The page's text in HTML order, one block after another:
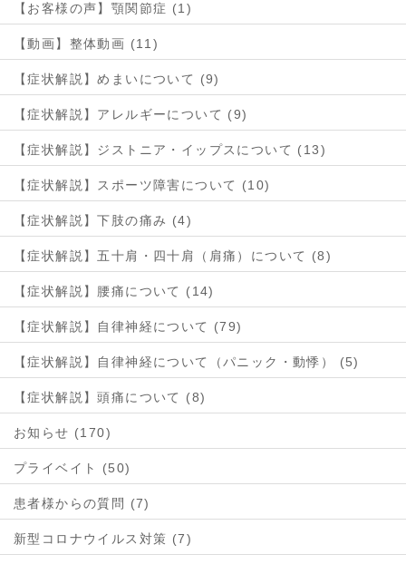
【お客様の声】顎関節症 (1)
【動画】整体動画 (11)
【症状解説】めまいについて (9)
【症状解説】アレルギーについて (9)
【症状解説】ジストニア・イップスについて (13)
【症状解説】スポーツ障害について (10)
【症状解説】下肢の痛み (4)
【症状解説】五十肩・四十肩（肩痛）について (8)
【症状解説】腰痛について (14)
【症状解説】自律神経について (79)
【症状解説】自律神経について（パニック・動悸） (5)
【症状解説】頭痛について (8)
お知らせ (170)
プライベイト (50)
患者様からの質問 (7)
新型コロナウイルス対策 (7)